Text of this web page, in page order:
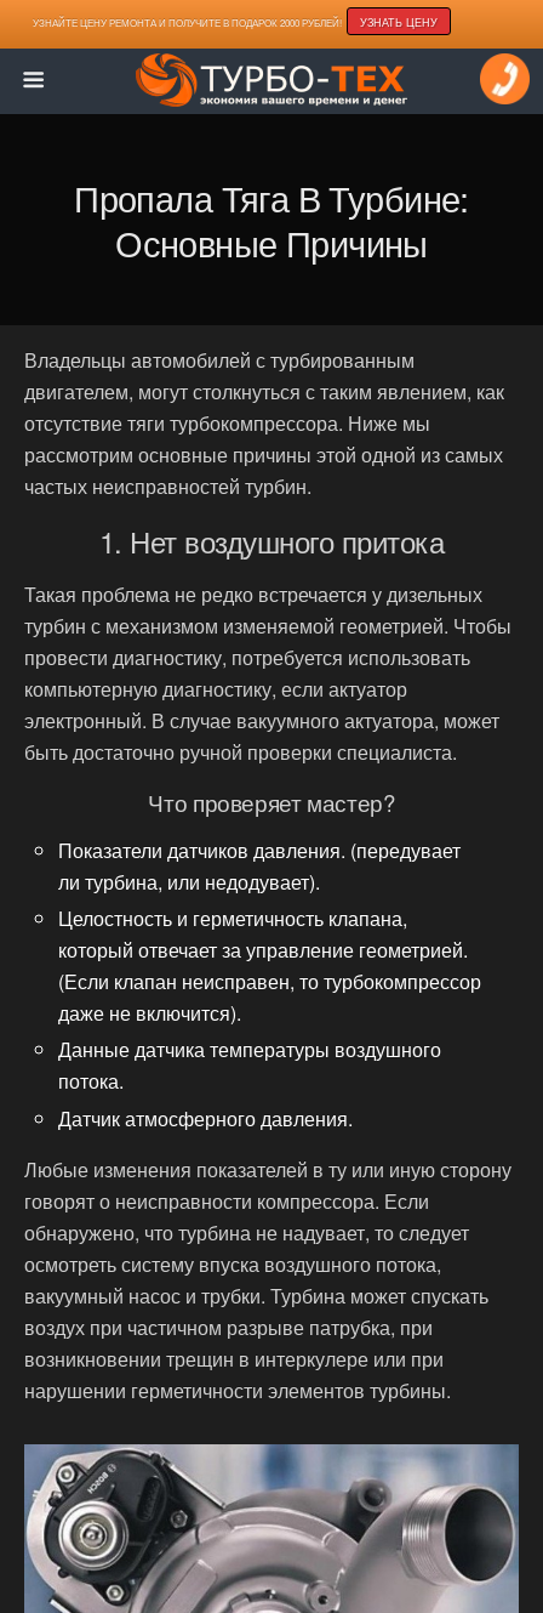
УЗНАЙТЕ ЦЕНУ РЕМОНТА И ПОЛУЧИТЕ В ПОДАРОК 2000 РУБЛЕЙ! УЗНАТЬ ЦЕНУ
Пропала Тяга В Турбине:
Основные Причины
Владельцы автомобилей с турбированным
двигателем, могут столкнуться с таким явлением, как
отсутствие тяги турбокомпрессора. Ниже мы
рассмотрим основные причины этой одной из самых
частых неисправностей турбин.
1. Нет воздушного притока
Такая проблема не редко встречается у дизельных
турбин с механизмом изменяемой геометрией. Чтобы
провести диагностику, потребуется использовать
компьютерную диагностику, если актуатор
электронный. В случае вакуумного актуатора, может
быть достаточно ручной проверки специалиста.
Что проверяет мастер?
Показатели датчиков давления. (передувает
ли турбина, или недодувает).
Целостность и герметичность клапана,
который отвечает за управление геометрией.
(Если клапан неисправен, то турбокомпрессор
даже не включится).
Данные датчика температуры воздушного
потока.
Датчик атмосферного давления.
Любые изменения показателей в ту или иную сторону
говорят о неисправности компрессора. Если
обнаружено, что турбина не надувает, то следует
осмотреть систему впуска воздушного потока,
вакуумный насос и трубки. Турбина может спускать
воздух при частичном разрыве патрубка, при
возникновении трещин в интеркулере или при
нарушении герметичности элементов турбины.